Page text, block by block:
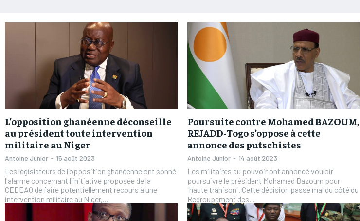
L’opposition ghanéenne déconseille
au président toute intervention
militaire au Niger
Antoine Junior - 15 août 2023
Les législateurs de l'opposition ghanéenne ont sonné
l'alarme concernant l'initiative proposée de la
CEDEAO de faire potentiellement recours à une
intervention militaire au Niger,...
Poursuite contre Mohamed BAZOUM,
REJADD-Togo s’oppose à cette
annonce des putschistes
Antoine Junior - 14 août 2023
Les militaires au pouvoir ont annoncé vouloir
poursuivre le président Mohamed Bazoum pour
"haute trahison". Cette décision passe mal du côté du
Regroupement des...